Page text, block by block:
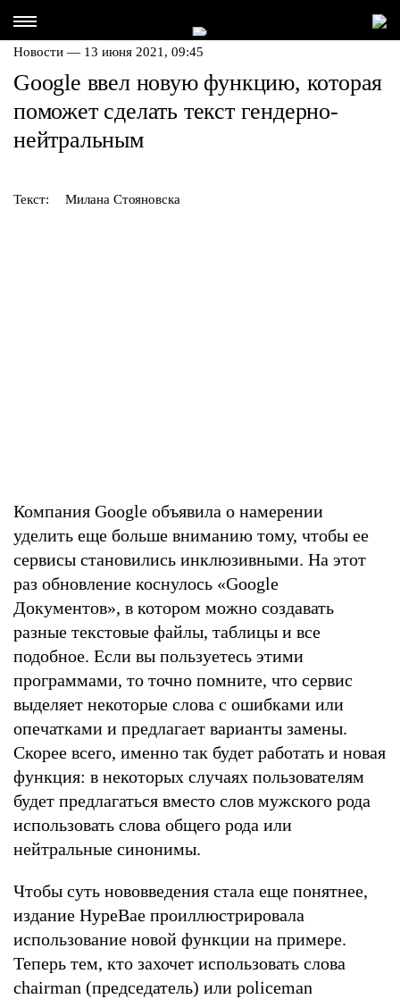
Новости — 13 июня 2021, 09:45
Google ввел новую функцию, которая
поможет сделать текст гендерно-
нейтральным
Текст: Милана Стояновска
Компания Google объявила о намерении
уделить еще больше вниманию тому, чтобы ее
сервисы становились инклюзивными. На этот
раз обновление коснулось «Google
Документов», в котором можно создавать
разные текстовые файлы, таблицы и все
подобное. Если вы пользуетесь этими
программами, то точно помните, что сервис
выделяет некоторые слова с ошибками или
опечатками и предлагает варианты замены.
Скорее всего, именно так будет работать и новая
функция: в некоторых случаях пользователям
будет предлагаться вместо слов мужского рода
использовать слова общего рода или
нейтральные синонимы.
Чтобы суть нововведения стала еще понятнее,
издание HypeBae проиллюстрировала
использование новой функции на примере.
Теперь тем, кто захочет использовать слова
chairman (председатель) или policeman